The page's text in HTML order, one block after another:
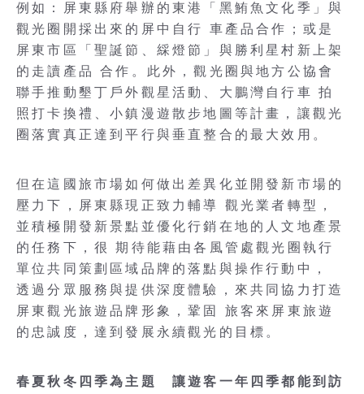
例如：屏東縣府舉辦的東港「黑鮪魚文化季」與
觀光圈開採出來的屏中自行 車產品合作；或是
屏東市區「聖誕節、綵燈節」與勝利星村新上架
的走讀產品 合作。此外，觀光圈與地方公協會
聯手推動墾丁戶外觀星活動、大鵬灣自行車 拍
照打卡換禮、小鎮漫遊散步地圖等計畫，讓觀光
圈落實真正達到平行與垂直整合的最大效用。
但在這國旅市場如何做出差異化並開發新市場的
壓力下，屏東縣現正致力輔導 觀光業者轉型，
並積極開發新景點並優化行銷在地的人文地產景
的任務下，很 期待能藉由各風管處觀光圈執行
單位共同策劃區域品牌的落點與操作行動中，
透過分眾服務與提供深度體驗，來共同協力打造
屏東觀光旅遊品牌形象，鞏固 旅客來屏東旅遊
的忠誠度，達到發展永續觀光的目標。
春夏秋冬四季為主題 讓遊客一年四季都能到訪